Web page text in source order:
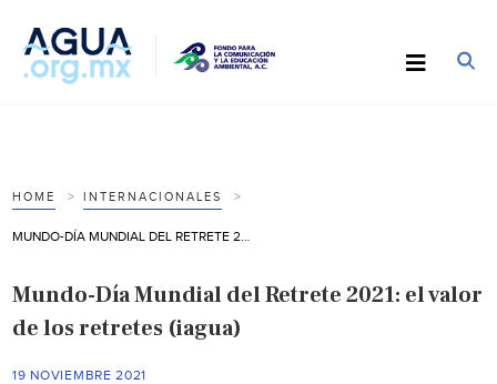
HOME INTERNACIONALES
Mundo-Día Mundial del Retrete 2021: el valor
de los retretes (iagua)
19 NOVIEMBRE 2021